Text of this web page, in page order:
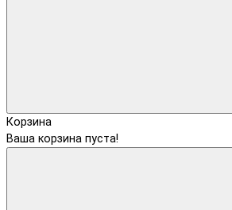
Корзина
Ваша корзина пуста!